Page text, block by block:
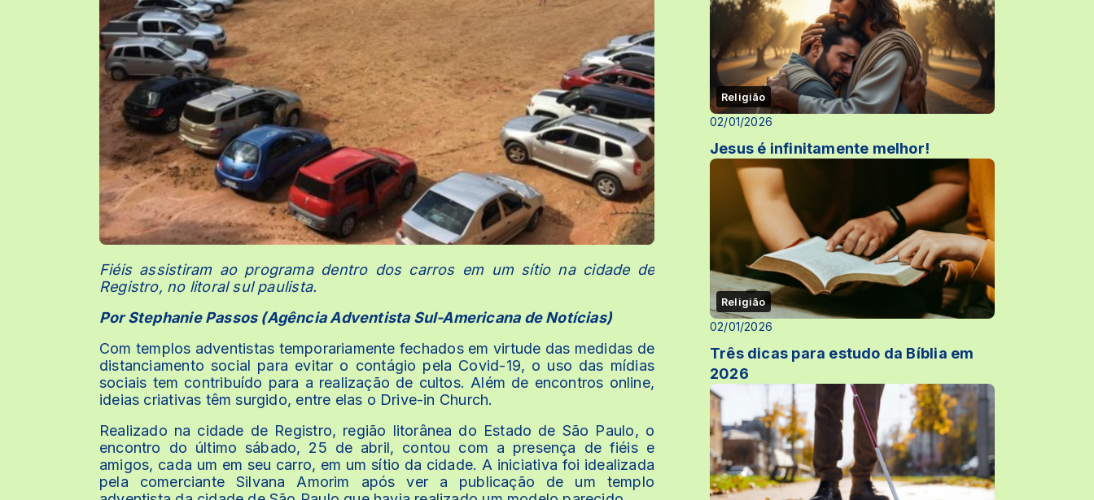
Fiéis assistiram ao programa dentro dos carros em um sítio na cidade de
Registro, no litoral sul paulista.
Por Stephanie Passos (Agência Adventista Sul-Americana de Notícias)
Com templos adventistas temporariamente fechados em virtude das medidas de
distanciamento social para evitar o contágio pela Covid-19, o uso das mídias
sociais tem contribuído para a realização de cultos. Além de encontros online,
ideias criativas têm surgido, entre elas o Drive-in Church.
Realizado na cidade de Registro, região litorânea do Estado de São Paulo, o
encontro do último sábado, 25 de abril, contou com a presença de fiéis e
amigos, cada um em seu carro, em um sítio da cidade. A iniciativa foi idealizada
pela comerciante Silvana Amorim após ver a publicação de um templo
Religião
02/01/2026
Jesus é infinitamente melhor!
Religião
02/01/2026
Três dicas para estudo da Bíblia em
2026